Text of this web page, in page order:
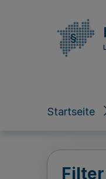
Startseite
Filter